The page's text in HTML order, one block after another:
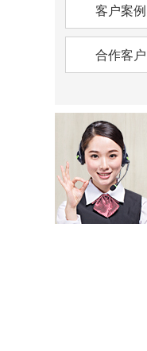
客户案例
合作客户